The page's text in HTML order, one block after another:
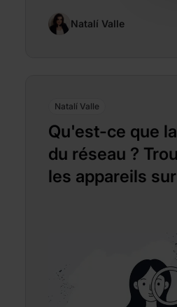
Natalí Valle
Natalí Valle
Qu'est-ce que
du réseau ?
les appareils